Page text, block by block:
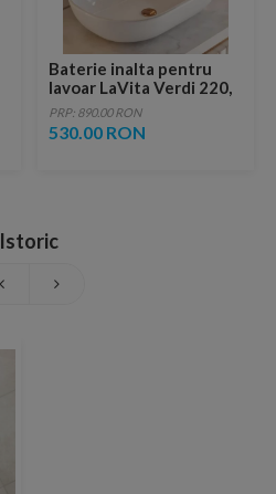
Baterie inalta pentru
lavoar LaVita Verdi 220,
fara ventil, brushed
copper
PRP: 890.00 RON
530.00 RON
Istoric